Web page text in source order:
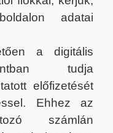
adatai
a digitális
tudja
előfizetését
Ehhez az
számlán